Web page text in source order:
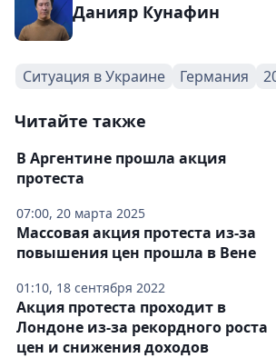
Данияр Кунафин
Ситуация в Украине Германия
Читайте также
07:00, 20 марта 2025
В Аргентине прошла акция
протеста
01:10, 18 сентября 2022
Массовая акция протеста из-за
повышения цен прошла в Вене
Акция протеста проходит в
Лондоне из-за рекордного роста
цен и снижения доходов